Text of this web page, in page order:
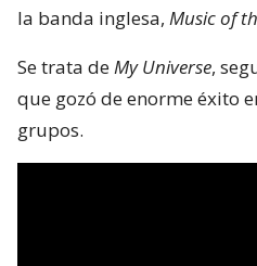
la banda inglesa, Music of
Se trata deMy Universe,
que gozó de enorme éxito
grupos.